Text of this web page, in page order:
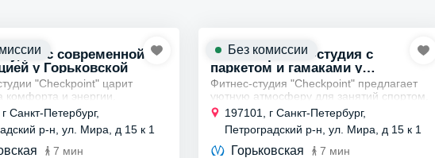
с современной
у Горьковской
"Checkpoint" царит
комфорта и энергии.
идеальные условия для
современная система
поддерживает...
Санкт-Петербург,
р-н, ул. Мира, д 15 к 1
7 мин
Уютная фитнес-студия с
паркетом и гамаками у
Горьковской
Фитнес-студия "Checkpoint" предлагает
уютную атмосферу для занятий спортом.
Здесь вы найдете паркетный пол и
большие зеркала.
В оснащении — шесть гамаков для йоги
и...
197101, г Санкт-Петербург,
Петроградский р-н, ул. Мира, д 15 к 1
Горьковская 7 мин
Без комиссии